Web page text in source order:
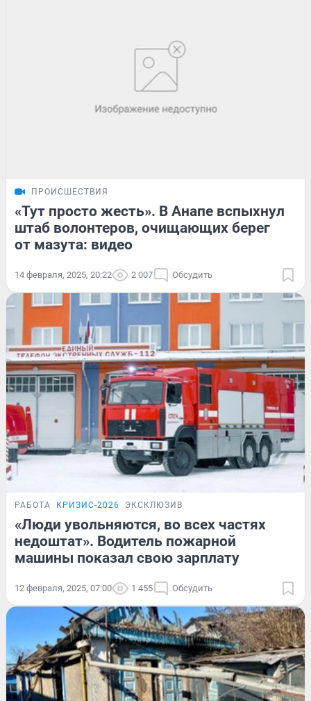
ПРОИСШЕСТВИЯ
«Тут просто жесть». В Анапе вспыхнул
штаб волонтеров, очищающих берег
от мазута: видео
14 февраля, 2025, 20:22 2 007 Обсудить
РАБОТА КРИЗИС-2026 ЭКСКЛЮЗИВ
«Люди увольняются, во всех частях
недоштат». Водитель пожарной
машины показал свою зарплату
12 февраля, 2025, 07:00 1 455 Обсудить